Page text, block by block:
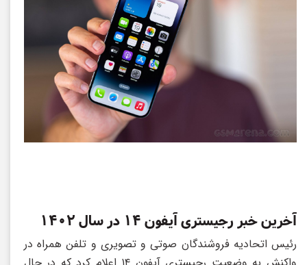
آخرین خبر رجیستری آیفون ۱۴ در سال ۱۴۰۲
رئیس اتحادیه فروشندگان صوتی و تصویری و تلفن همراه در